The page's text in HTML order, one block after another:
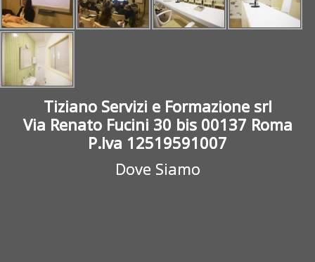
Tiziano Servizi e Formazione srl
Via Renato Fucini 30 bis 00137 Roma
P.Iva 12519591007
Dove Siamo